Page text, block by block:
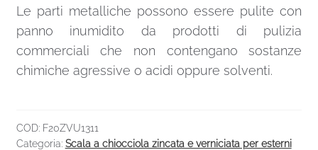
Le parti metalliche possono essere pulite con
panno inumidito da prodotti di pulizia
commerciali che non contengano sostanze
chimiche agressive o acidi oppure solventi.
COD: F20ZVU1311
Categoria: Scala a chiocciola zincata e verniciata per esterni